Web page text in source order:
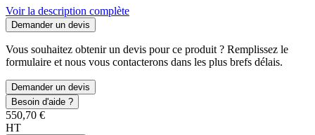
Voir la description complète
Demander un devis
Vous souhaitez obtenir un devis pour ce produit ? Remplissez le
formulaire et nous vous contacterons dans les plus brefs délais.
Demander un devis
Besoin d'aide ?
550,70 €
HT